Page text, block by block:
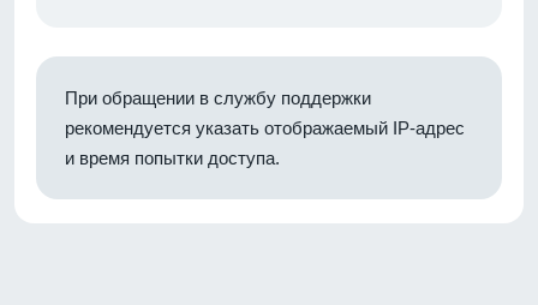
При обращении в службу поддержки
рекомендуется указать отображаемый IP-адрес
и время попытки доступа.